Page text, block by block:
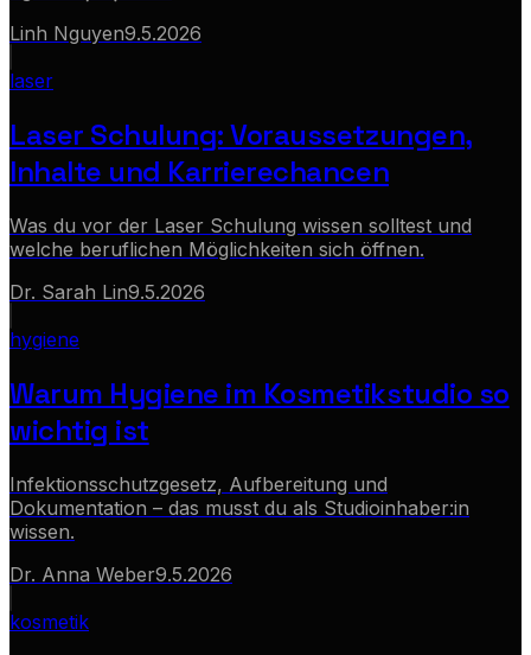
Linh Nguyen9.5.2026
laser
Laser Schulung: Voraussetzungen,
Inhalte und Karrierechancen
Was du vor der Laser Schulung wissen solltest und
welche beruflichen Möglichkeiten sich öffnen.
Dr. Sarah Lin9.5.2026
hygiene
Warum Hygiene im Kosmetikstudio so
wichtig ist
Infektionsschutzgesetz, Aufbereitung und
Dokumentation – das musst du als Studioinhaber:in
wissen.
Dr. Anna Weber9.5.2026
kosmetik